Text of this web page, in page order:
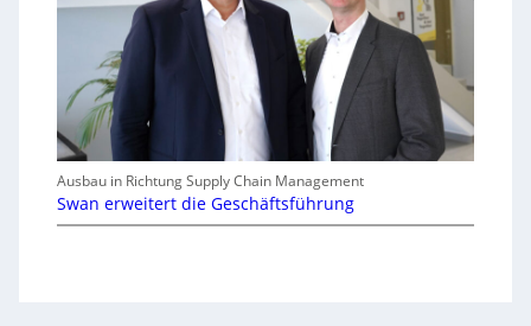
Ausbau in Richtung Supply Chain Management
Swan erweitert die Geschäftsführung